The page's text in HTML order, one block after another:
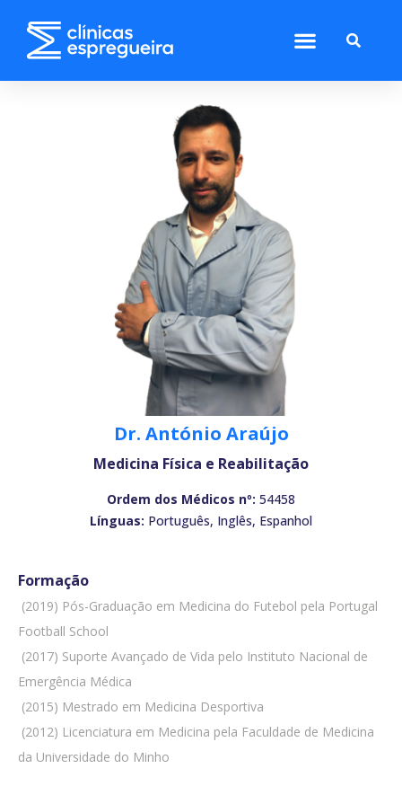
Dr. António Araújo
Medicina Física e Reabilitação
Ordem dos Médicos nº: 54458
Línguas: Português, Inglês, Espanhol
Formação
 (2019) Pós-Graduação em Medicina do Futebol pela Portugal
Football School
 (2017) Suporte Avançado de Vida pelo Instituto Nacional de
Emergência Médica
 (2015) Mestrado em Medicina Desportiva
 (2012) Licenciatura em Medicina pela Faculdade de Medicina
da Universidade do Minho